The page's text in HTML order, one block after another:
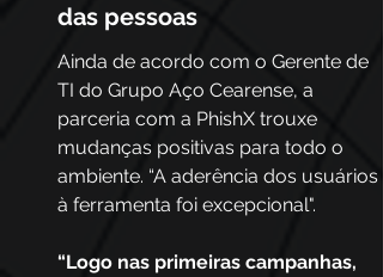
das pessoas
Ainda de acordo com o Gerente de
TI do Grupo Aço Cearense, a
parceria com a PhishX trouxe
mudanças positivas para todo o
ambiente. “A aderência dos usuários
à ferramenta foi excepcional".
“Logo nas primeiras campanhas,